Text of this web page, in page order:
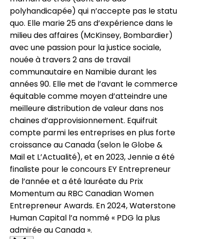
polyhandicapée) qui n’accepte pas le statu
quo. Elle marie 25 ans d’expérience dans le
milieu des affaires (McKinsey, Bombardier)
avec une passion pour la justice sociale,
nouée à travers 2 ans de travail
communautaire en Namibie durant les
années 90. Elle met de l’avant le commerce
équitable comme moyen d’atteindre une
meilleure distribution de valeur dans nos
chaines d’approvisionnement. Equifruit
compte parmi les entreprises en plus forte
croissance au Canada (selon le Globe &
Mail et L’Actualité), et en 2023, Jennie a été
finaliste pour le concours EY Entrepreneur
de l’année et a été lauréate du Prix
Momentum au RBC Canadian Women
Entrepreneur Awards. En 2024, Waterstone
Human Capital l’a nommé « PDG la plus
admirée au Canada ».